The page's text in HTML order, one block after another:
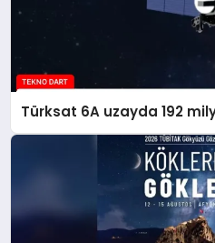
Türksat 6A uzayda 192